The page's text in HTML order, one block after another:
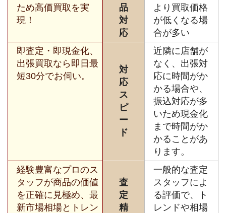
ため高価買取を実
現！
品
対
応
より買取価格
が低くなる場
合が多い
即査定・即現金化、
出張買取なら即日最
短30分でお伺い。
対
応
ス
ピ
ー
ド
近隣に店舗が
なく、出張対
応に時間がか
かる場合や、
振込対応が多
いため現金化
まで時間がか
かることがあ
ります。
経験豊富なプロのス
タッフが商品の価値
を正確に見極め、最
新市場相場とトレン
査
定
精
一般的な査定
スタッフによ
る評価で、ト
レンドや相場